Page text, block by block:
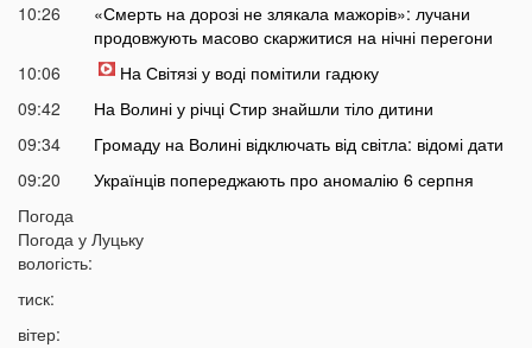
10:26
«Смерть на дорозі не злякала мажорів»: лучани
продовжують масово скаржитися на нічні перегони
10:06
На Світязі у воді помітили гадюку
09:42
На Волині у річці Стир знайшли тіло дитини
09:34
Громаду на Волині відключать від світла: відомі дати
09:20
Українців попереджають про аномалію 6 серпня
09:05
вважався зниклим безвісти
21:32
Погода
Погода у Луцьку
вологість:
тиск:
вітер: